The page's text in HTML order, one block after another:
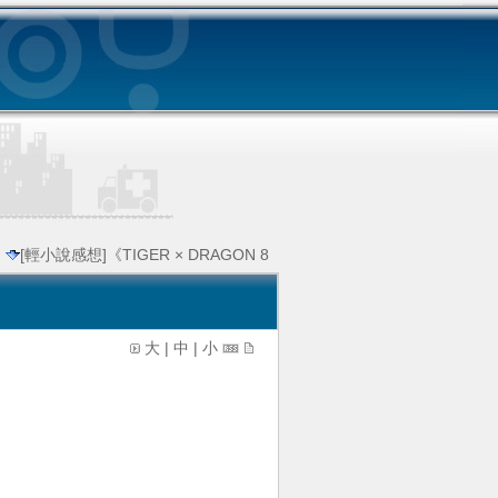
[輕小說感想]《TIGER × DRAGON 8
大 | 中 | 小